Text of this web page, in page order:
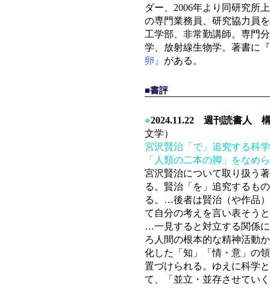
ダー、2006年より同研究所
の専門業務員、研究協力員
工学部、非常勤講師。専門
学、放射線生物学。著書に
卵』 がある。
■書評
●2024.11.22 週刊読書人
文学）
宮沢賢治「で」追究する科
「人類の二本の脚」をなめ
宮沢賢治について取り扱う
る。賢治「を」追究するも
る。…後者は賢治（や作品
て自分の考えを言い表そう
…一見すると対立する関係
ろ人間の根本的な精神活動
化した「知」「情・意」の
置づけられる。ゆえに科学
て、「並立・並存させてい